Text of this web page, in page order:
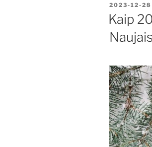
PASKELBTA
2023-12-28
Kaip